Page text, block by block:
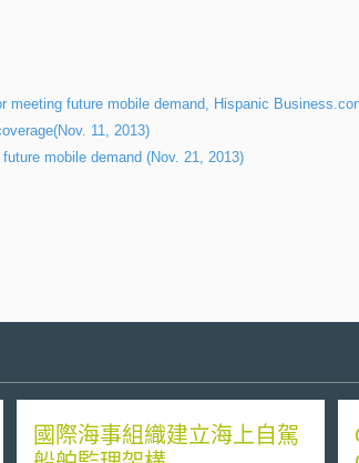
meeting future mobile demand, Hispanic
11, 2013)
mobile demand (Nov. 21, 2013)
國際海事組織建立海上自駕